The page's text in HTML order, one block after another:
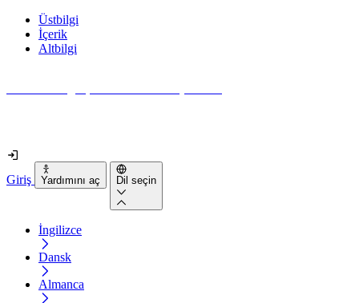
Üstbilgi
İçerik
Altbilgi
Giriş Yardımını aç Dil seçin
İngilizce
Dansk
Almanca